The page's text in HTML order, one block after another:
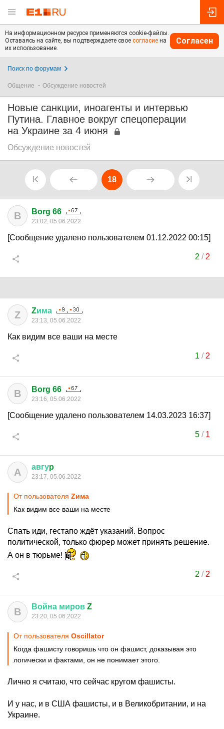
На информационном ресурсе применяются cookie-файлы.
Оставаясь на сайте, вы подтверждаете свое согласие на
их использование.
Согласен
Поиск по форумам
Общение Обсуждение новостей
Новые санкции, иноагенты и интервью
Путина. Главное вокруг спецоперации
на Украине за 4 июня
Обсуждение новостей
18
B Borg 66
23:02, 05.06.2022
[Сообщение удалено пользователем 01.12.2022 00:15]
2 / 2
Z Zима
23:13, 05.06.2022
Как видим все ваши на месте
1 / 2
B Borg 66
23:16, 05.06.2022
[Сообщение удалено пользователем 14.03.2023 16:37]
5/ 1
А авгуp
23:17, 05.06.2022
От пользователя Zима
Как видим все ваши на месте
Спать иди, гестапо ждёт указаний. Вопрос
политической, только фюрер может принять решение.
А он в тюрьме!
2 / 2
В Война миров Z
23:20, 05.06.2022
От пользователя Oscillator
Когда фашисту говоришь что он фашист, доказывая это
логически и фактами, он не понимает этого.
Лично я считаю, что сейчас кругом фашисты.
И у нас, и в США фашисты, и в Великобритании, и на
Украине.